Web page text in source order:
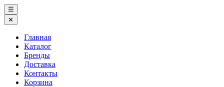
☰
✕
Главная
Каталог
Бренды
Доставка
Контакты
Корзина